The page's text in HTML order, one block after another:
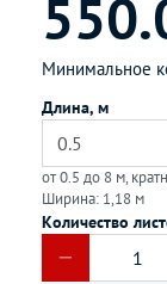
Минимальное
Длина, м
от 0.5 до 8 м,
Ширина: 1,18 м
Количество